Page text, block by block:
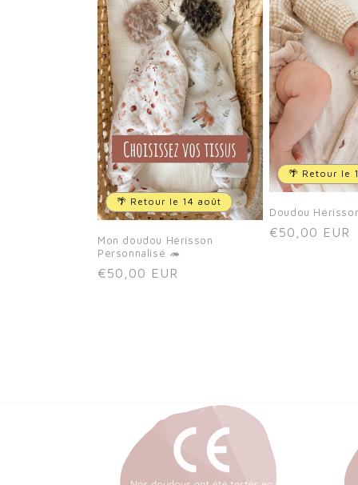
🌴 Retour le 14 août
Mon doudou Hérisson
Personnalisé 🦔
Prix
€50,00 EUR
🌴 Retour le
Doudou
Prix
€50,00 EUR